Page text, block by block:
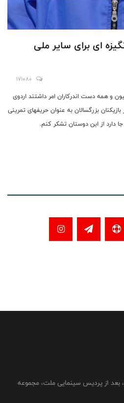
ای برای سایر ملی
171080
و همه دست اندرکاران امر داشتند اردوی
بزرگسالان به عنوان حریفهای تمرینی
دارد از این دوستان تشکر کنم.
بعد از پردیس سینمایی ملت، مجموعه